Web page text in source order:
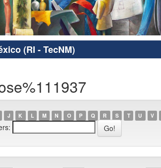
(RI - TecNM)
J K L M N O P Q R S T U V